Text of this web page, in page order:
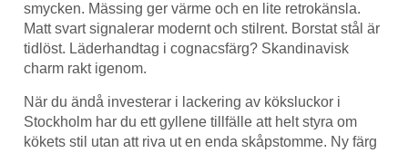
smycken. Mässing ger värme och en lite retrokänsla.
Matt svart signalerar modernt och stilrent. Borstat stål är
tidlöst. Läderhandtag i cognacsfärg? Skandinavisk
charm rakt igenom.
När du ändå investerar i lackering av köksluckor i
Stockholm har du ett gyllene tillfälle att helt styra om
kökets stil utan att riva ut en enda skåpstomme. Ny färg